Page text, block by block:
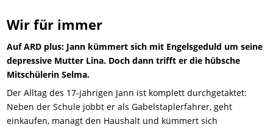
Wir für immer
Auf ARD plus: Jann kümmert sich mit Engelsgeduld um seine
depressive Mutter Lina. Doch dann trifft er die hübsche
Mitschülerin Selma.
Der Alltag des 17-jährigen Jann ist komplett durchgetaktet:
Neben der Schule jobbt er als Gabelstaplerfahrer, geht
einkaufen, managt den Haushalt und kümmert sich